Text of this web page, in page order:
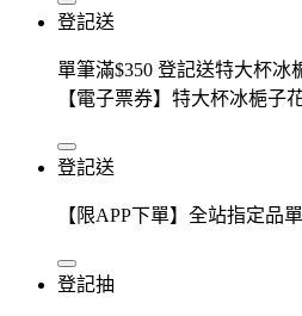
登記送
單筆滿$350 登記送特大杯冰
【電子票券】特大杯冰梔子
登記送
【限APP下單】全站指定品
登記抽